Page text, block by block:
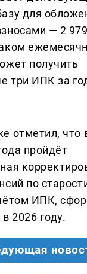
для
— 2
получить
три ИПК за
отметил, что
пройдёт
по
ИПК,
2026 году.